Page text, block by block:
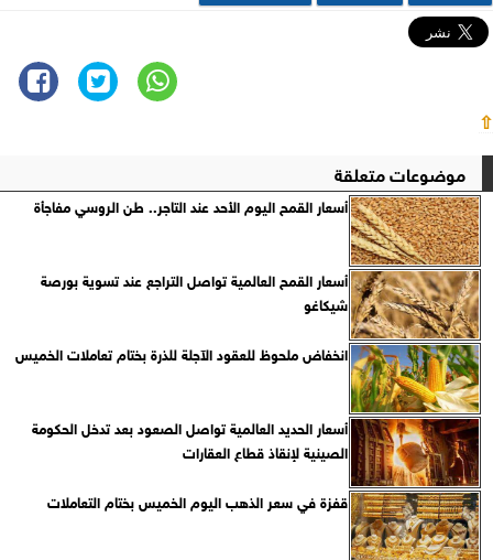
⇧
موضوعات متعلقة
أسعار القمح اليوم الأحد عند التاجر.. طن الروسي مفاجأة
أسعار القمح العالمية تواصل التراجع عند تسوية بورصة
شيكاغو
انخفاض ملحوظ للعقود الآجلة للذرة بختام تعاملات الخميس
أسعار الحديد العالمية تواصل الصعود بعد تدخل الحكومة
الصينية لإنقاذ قطاع العقارات
قفزة في سعر الذهب اليوم الخميس بختام التعاملات